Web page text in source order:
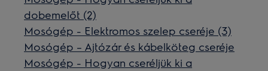
dobemelőt (2)
Mosógép - Elektromos szelep cseréje (3)
Mosógép – Ajtózár és kábelköteg cseréje
Mosógép - Hogyan cseréljük ki a